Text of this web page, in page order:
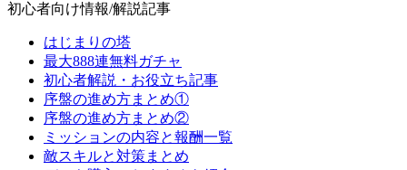
初心者向け情報/解説記事
はじまりの塔
最大888連無料ガチャ
初心者解説・お役立ち記事
序盤の進め方まとめ①
序盤の進め方まとめ②
ミッションの内容と報酬一覧
敵スキルと対策まとめ